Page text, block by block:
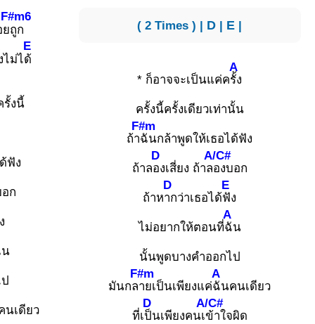
F#m6
ถูก
ม่ไ
E
ด้
รั้งนี้
ฟัง
ก
นเดียว
( 2 Times ) | D | E |
* ก็อาจจะเป็นแค่ค
A
รั้ง
ครั้งนี้ครั้งเดียวเท่านั้น
ถ้า
F#m
ฉันกล้าพูดให้เธอได้ฟัง
ถ้าล
D
องเสี่ยง ถ้าล
A/C#
องบอก
ถ้าห
D
ากว่าเธอได้
E
ฟัง
ไม่อยากให้ตอนที่
A
ฉัน
นั้นพูดบางคำออกไป
มันกล
F#m
ายเป็นเพียงแค่
A
ฉันคนเดียว
ที่เ
D
ป็นเพียงคนเ
A/C#
ข้าใจผิด